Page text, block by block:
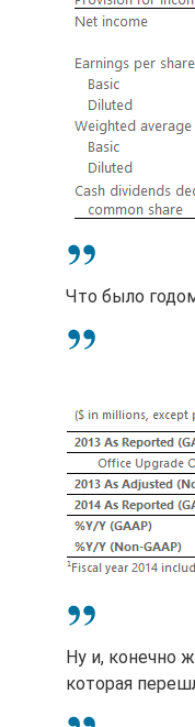
Что было
Ну и, конечно
которая